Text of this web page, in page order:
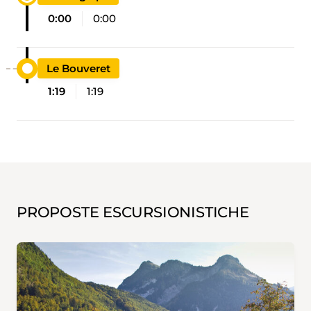
0:00
0:00
Le Bouveret
1:19
1:19
PROPOSTE ESCURSIONISTICHE